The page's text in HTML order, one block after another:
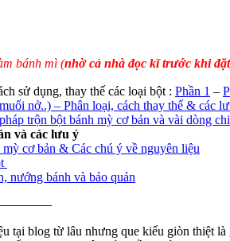
bánh mì (nhờ cả nhà đọc kĩ trước khi
sử dụng, thay thế các loại bột : Phần 1 –
nở..) – Phân loại, cách thay thế & các
trộn bột bánh mỳ cơ bản và vài dòng
và các lưu ý
cơ bản & Các chú ý về nguyên liệu
nướng bánh và bảo quản
tại blog từ lâu nhưng que kiểu giòn thiệt